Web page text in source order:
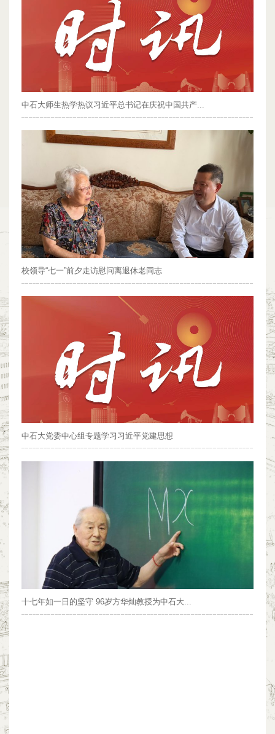
中石大师生热学热议习近平总书记在庆祝中国共产...
校领导“七一”前夕走访慰问离退休老同志
中石大党委中心组专题学习习近平党建思想
十七年如一日的坚守 96岁方华灿教授为中石大...